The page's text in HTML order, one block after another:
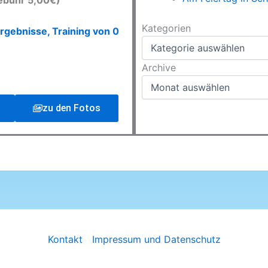
Training von 0
zu den Fotos
Kategorien
Kategorien
Archive
Archive
Kontakt Impressum und Datenschutz